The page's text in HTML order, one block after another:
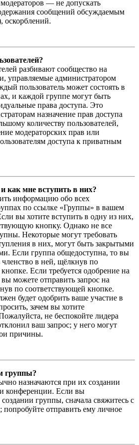
— не допускать
сообщений обсуждаемым
оскорблений.
разбивают сообщество на
управляемые администратором
пользователь может состоять в
и каждой группе могут быть
права доступа. Это
назначение прав доступа
количеству пользователей,
модераторских прав или
доступа к приватным
как мне вступить в них?
информацию обо всех
по ссылке «Группы» в вашем
вы хотите вступить в одну из них,
кнопку. Однако не все
Некоторые могут требовать
в них, могут быть закрытыми
Если группа общедоступна, то вы
членство в ней, щёлкнув по
Если требуется одобрение на
можете отправить запрос на
по соответствующей кнопке.
будет одобрить ваше участие в
зачем вы хотите
не беспокойте лидера
ваш запрос; у него могут
причины.
группы?
назначаются при их создании
конференции. Если вы
группы, сначала свяжитесь с
попробуйте отправить ему личное